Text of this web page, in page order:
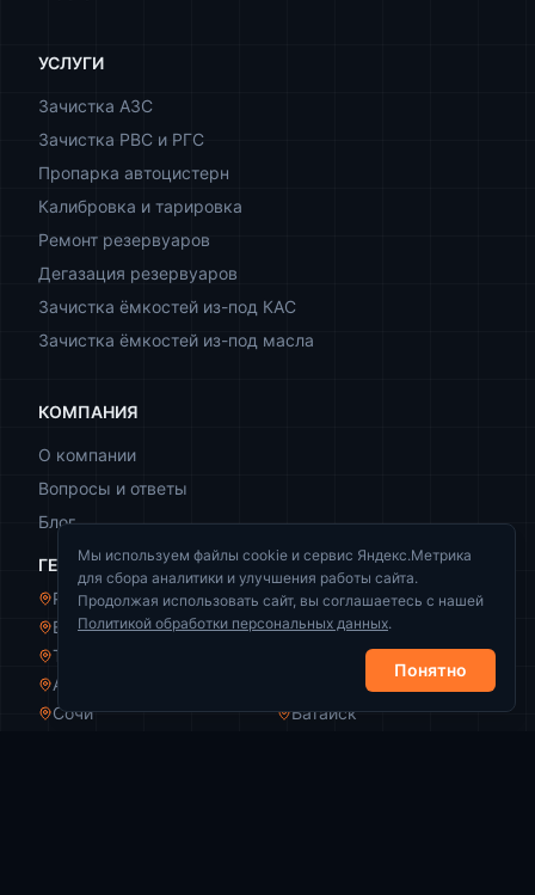
УСЛУГИ
Зачистка АЗС
Зачистка РВС и РГС
Пропарка автоцистерн
Калибровка и тарировка
Ремонт резервуаров
Дегазация резервуаров
Зачистка ёмкостей из-под КАС
Зачистка ёмкостей из-под масла
КОМПАНИЯ
О компании
Вопросы и ответы
Блог
ГЕОГРАФИЯ
Ростов-на-Дону
Краснодар
Волгоград
Новороссийск
Таганрог
Волжский
Армавир
Пятигорск
Сочи
Батайск
Мы используем файлы cookie и сервис Яндекс.Метрика
для сбора аналитики и улучшения работы сайта.
Продолжая использовать сайт, вы соглашаетесь с нашей
Политикой обработки персональных данных.
Понятно